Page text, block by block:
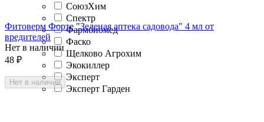
СоюзХим
Спектр
Фармбиомед
Фаско
Щелково Агрохим
Экокиллер
Эксперт
Эксперт Гарден
Фитоверм Форте "Зеленая аптека садовода" 4 мл от
вредителей
Нет в наличии
48 ₽
Нет в наличии